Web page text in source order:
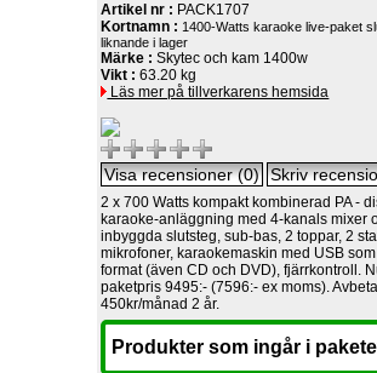
Artikel nr : PACK1707
Kortnamn :1400-Watts karaoke live-paket
liknande i lager
Märke :Skytec och kam 1400w
Vikt :63.20 kg
Läs mer på tillverkarens hemsida
2 x 700 Watts kompakt kombinerad PA -
karaoke-anläggning med 4-kanals mixer
inbyggda slutsteg, sub-bas, 2 toppar, 2
mikrofoner, karaokemaskin med USB
format (även CD och DVD), fjärrkontroll.
paketpris 9495:- (7596:- ex moms).
450kr/månad 2 år.
Produkter som ingår i